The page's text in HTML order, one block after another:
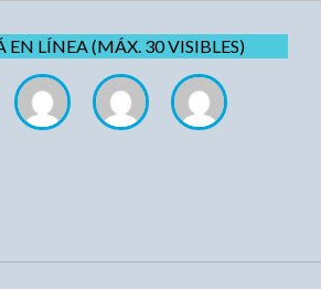
EN LÍNEA (MÁX. 30 VISIBLES)